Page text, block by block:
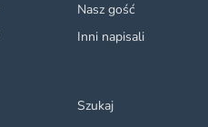
Nasz gość
Inni napisali
Szukaj